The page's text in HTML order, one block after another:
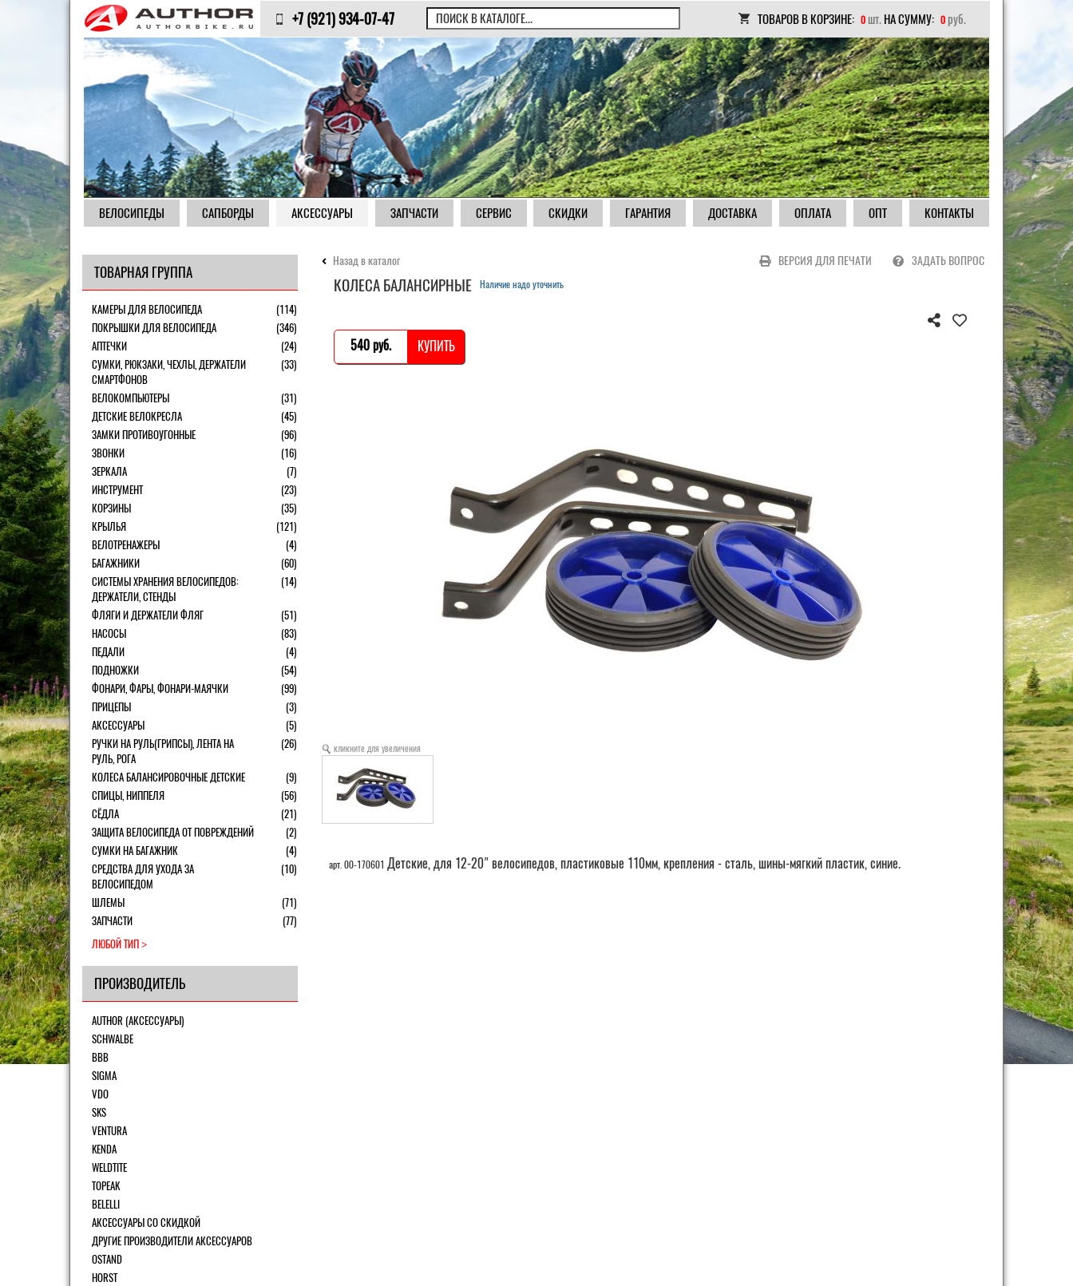
+7 (921) 934-07-47 ТОВАРОВ В КОРЗИНЕ: 0 шт. НА СУММУ: 0 руб.
ВЕЛОСИПЕДЫ САПБОРДЫ АКСЕССУАРЫ ЗАПЧАСТИ СЕРВИС СКИДКИ ГАРАНТИЯ ДОСТАВКА ОПЛАТА ОПТ КОНТАКТЫ
Назад в каталог ВЕРСИЯ ДЛЯ ПЕЧАТИ ЗАДАТЬ ВОПРОС
КОЛЕСА БАЛАНСИРНЫЕ Наличие надо уточнить
540 pуб. КУПИТЬ
кликните для увеличения
арт. 00-170601 Детские, для 12-20" велосипедов, пластиковые 110мм, крепления - сталь, шины-мягкий пластик, синие.
ТОВАРНАЯ ГРУППА
КАМЕРЫ ДЛЯ ВЕЛОСИПЕДА
(114)
ПОКРЫШКИ ДЛЯ ВЕЛОСИПЕДА
(346)
АПТЕЧКИ
(24)
СУМКИ, РЮКЗАКИ, ЧЕХЛЫ, ДЕРЖАТЕЛИ
СМАРТФОНОВ
(33)
ВЕЛОКОМПЬЮТЕРЫ
(31)
ДЕТСКИЕ ВЕЛОКРЕСЛА
(45)
ЗАМКИ ПРОТИВОУГОННЫЕ
(96)
ЗВОНКИ
(16)
ЗЕРКАЛА
(7)
ИНСТРУМЕНТ
(23)
КОРЗИНЫ
(35)
КРЫЛЬЯ
(121)
ВЕЛОТРЕНАЖЕРЫ
(4)
БАГАЖНИКИ
(60)
СИСТЕМЫ ХРАНЕНИЯ ВЕЛОСИПЕДОВ:
ДЕРЖАТЕЛИ, СТЕНДЫ
(14)
ФЛЯГИ И ДЕРЖАТЕЛИ ФЛЯГ
(51)
НАСОСЫ
(83)
ПЕДАЛИ
(4)
ПОДНОЖКИ
(54)
ФОНАРИ, ФАРЫ, ФОНАРИ-МАЯЧКИ
(99)
ПРИЦЕПЫ
(3)
АКСЕССУАРЫ
(5)
РУЧКИ НА РУЛЬ(ГРИПСЫ), ЛЕНТА НА
РУЛЬ, РОГА
(26)
КОЛЕСА БАЛАНСИРОВОЧНЫЕ ДЕТСКИЕ
(9)
СПИЦЫ, НИППЕЛЯ
(56)
СЁДЛА
(21)
ЗАЩИТА ВЕЛОСИПЕДА ОТ ПОВРЕЖДЕНИЙ
(2)
СУМКИ НА БАГАЖНИК
(4)
СРЕДСТВА ДЛЯ УХОДА ЗА
ВЕЛОСИПЕДОМ
(10)
ШЛЕМЫ
(71)
ЗАПЧАСТИ
(77)
ЛЮБОЙ ТИП
ПРОИЗВОДИТЕЛЬ
AUTHOR (АКСЕССУАРЫ)
SCHWALBE
BBB
SIGMA
VDO
SKS
VENTURA
KENDA
WELDTITE
TOPEAK
BELELLI
АКСЕССУАРЫ СО СКИДКОЙ
ДРУГИЕ ПРОИЗВОДИТЕЛИ АКСЕССУАРОВ
OSTAND
HORST